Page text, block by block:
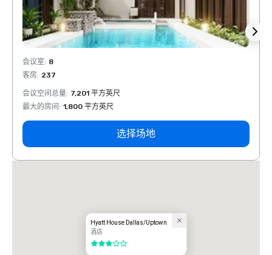
会议室: 8
客房: 237
会议空间总量: 7,201 平方英尺
最大的房间 : 1,800 平方英尺
选择场地
Hyatt House Dallas/Uptown
酒店
3/5